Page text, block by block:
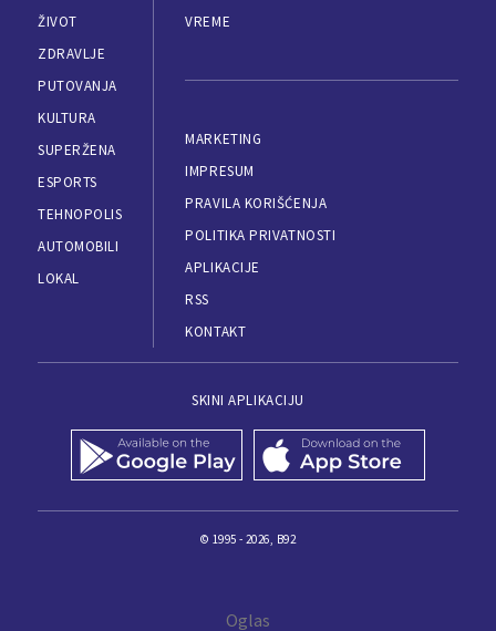
ŽIVOT
ZDRAVLJE
PUTOVANJA
KULTURA
SUPERŽENA
ESPORTS
TEHNOPOLIS
AUTOMOBILI
LOKAL
VREME
MARKETING
IMPRESUM
PRAVILA KORIŠĆENJA
POLITIKA PRIVATNOSTI
APLIKACIJE
RSS
KONTAKT
SKINI APLIKACIJU
© 1995 - 2026, B92